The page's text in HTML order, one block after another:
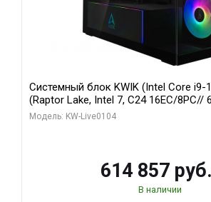
Системный блок KWIK (Intel Core i9-
(Raptor Lake, Intel 7, C24 16EC/8PC//
модуля)/ Afox RTX4090 24GB
Модель: KW-Live0104
614 857 руб.
В наличии